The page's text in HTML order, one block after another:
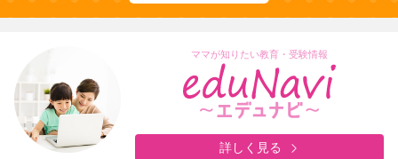
ママが知りたい教育・受験情報
詳しく見る